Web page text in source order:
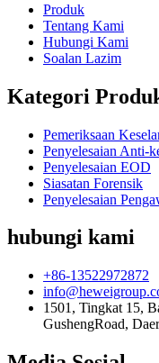
Produk
Tentang Kami
Hubungi Kami
Soalan Lazim
Kategori
Pemeriksaan
Penyelesaian Anti-
Penyelesaian EOD
Siasatan Forensik
Penyelesaian
hubungi kami
+86-13522972872
1501, Tingkat 15,
GushengRoad,